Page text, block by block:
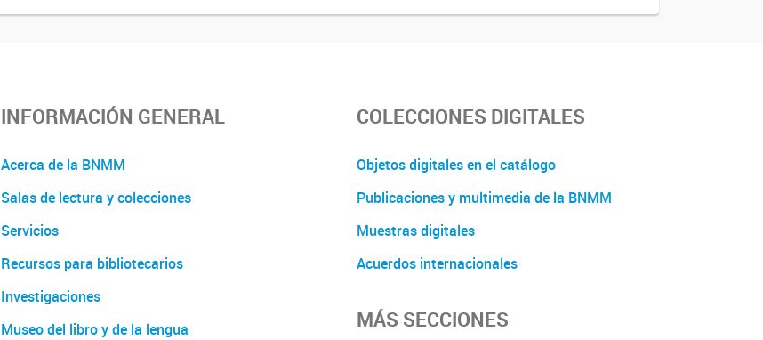
INFORMACIÓN GENERAL
Acerca de la BNMM
Salas de lectura y colecciones
Servicios
Recursos para bibliotecarios
Investigaciones
Museo del libro y de la lengua
COLECCIONES DIGITALES
Objetos digitales en el catálogo
Publicaciones y multimedia de la BNMM
Muestras digitales
Acuerdos internacionales
MÁS SECCIONES